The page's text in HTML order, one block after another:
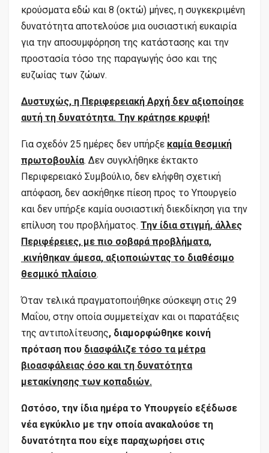
κρούσματα εδώ και 8 (οκτώ) μήνες, η συγκεκριμένη
δυνατότητα αποτελούσε μια ουσιαστική ευκαιρία
για την αποσυμφόρηση της κατάστασης και την
προστασία τόσο της παραγωγής όσο και της
ευζωίας των ζώων.
Δυστυχώς, η Περιφερειακή Αρχή δεν αξιοποίησε
αυτή τη δυνατότητα. Την κράτησε κρυφή!
Για σχεδόν 25 ημέρες δεν υπήρξε καμία θεσμική
πρωτοβουλία. Δεν συγκλήθηκε έκτακτο
Περιφερειακό Συμβούλιο, δεν ελήφθη σχετική
απόφαση, δεν ασκήθηκε πίεση προς το Υπουργείο
και δεν υπήρξε καμία ουσιαστική διεκδίκηση για την
επίλυση του προβλήματος. Την ίδια στιγμή, άλλες
Περιφέρειες, με πιο σοβαρά προβλήματα,
κινήθηκαν άμεσα, αξιοποιώντας το διαθέσιμο
θεσμικό πλαίσιο.
Όταν τελικά πραγματοποιήθηκε σύσκεψη στις 29
Μαΐου, στην οποία συμμετείχαν και οι παρατάξεις
της αντιπολίτευσης, διαμορφώθηκε κοινή
πρόταση που διασφάλιζε τόσο τα μέτρα
βιοασφάλειας όσο και τη δυνατότητα
μετακίνησης των κοπαδιών.
Ωστόσο, την ίδια ημέρα το Υπουργείο εξέδωσε
νέα εγκύκλιο με την οποία ανακαλούσε τη
δυνατότητα που είχε παραχωρήσει στις